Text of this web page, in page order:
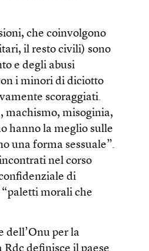
che coinvolgono
il resto civili) sono
e degli abusi
i minori di diciotto
scoraggiati.
machismo, misoginia,
hanno la meglio sulle
una forma sessuale”.
nel corso
di
morali che
dell’Onu per la
definisce il paese